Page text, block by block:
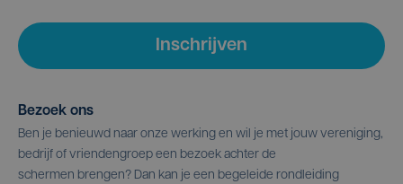
Inschrijven
Bezoek ons
Ben je benieuwd naar onze werking en wil je met jouw vereniging,
bedrijf of vriendengroep een bezoek achter de
schermen brengen? Dan kan je een begeleide rondleiding